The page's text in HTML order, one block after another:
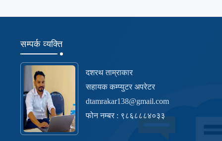
सम्पर्क व्यक्ति
दशरथ ताम्राकार
सहायक कम्प्युटर अपरेटर
dtamrakar138@gmail.com
फोन नम्बर : ९८६८८८४०३३